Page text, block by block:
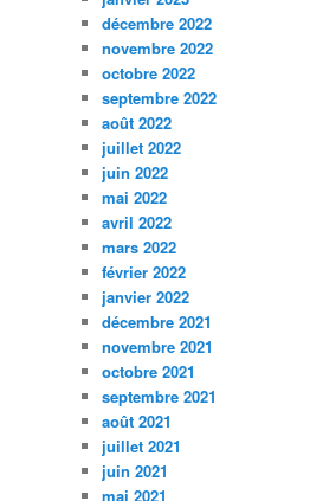
décembre 2022
novembre 2022
octobre 2022
septembre 2022
août 2022
juillet 2022
juin 2022
mai 2022
avril 2022
mars 2022
février 2022
janvier 2022
décembre 2021
novembre 2021
octobre 2021
septembre 2021
août 2021
juillet 2021
juin 2021
mai 2021